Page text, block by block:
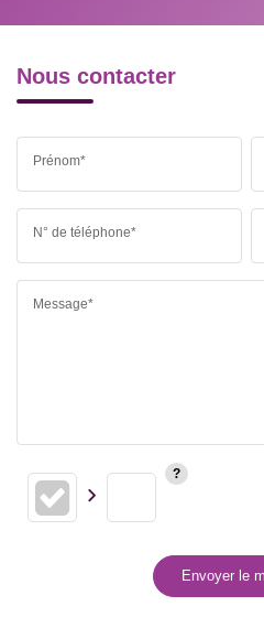
Nous contacter
Prénom*
N° de téléphone*
Message*
Envoyer le